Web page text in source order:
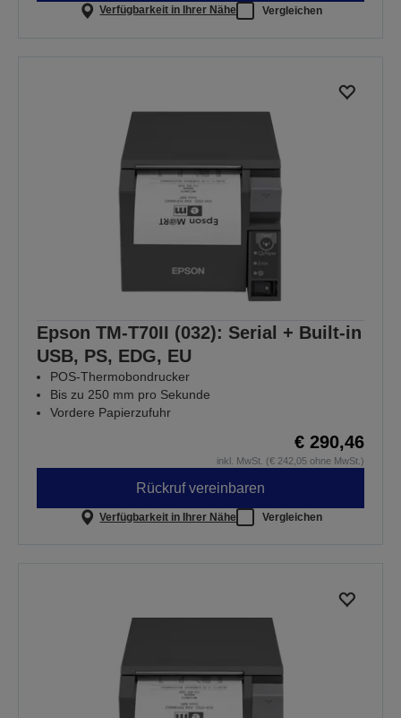
Verfügbarkeit in Ihrer Nähe Vergleichen
Epson TM-T70II (032): Serial + Built-in
USB, PS, EDG, EU
POS-Thermobondrucker
Bis zu 250 mm pro Sekunde
Vordere Papierzufuhr
€ 290,46
inkl. MwSt. (€ 242,05 ohne MwSt.)
Rückruf vereinbaren
Verfügbarkeit in Ihrer Nähe Vergleichen